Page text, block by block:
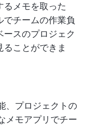
るメモを取った
でチームの作業負
スのプロジェク
ることができま
、プロジェクトの
メモアプリでチー